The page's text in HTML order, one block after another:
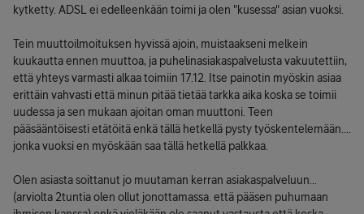
kytketty. ADSL ei edelleenkään toimi ja olen "kusessa" asian vuoksi.
Tein muuttoilmoituksen hyvissä ajoin, muistaakseni melkein
kuukautta ennen muuttoa, ja puhelinasiakaspalvelusta vakuutettiin,
että yhteys varmasti alkaa toimiin 17.12. Itse painotin myöskin asiaa
erittäin vahvasti että minun pitää tietää tarkka aika koska se toimii
uudessa ja sen mukaan ajoitan oman muuttoni. Teen
pääsääntöisesti etätöitä enkä tällä hetkellä pysty työskentelemään....
jonka vuoksi en myöskään saa tällä hetkellä palkkaa.
Olen asiasta soittanut jo muutaman kerran asiakaspalveluun...
(arviolta 2tuntia olen ollut jonottamassa. että pääsen puhumaan